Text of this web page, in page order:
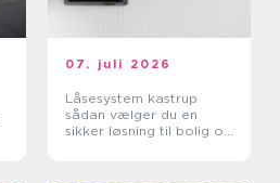
07. juli 2026
Låsesystem kastrup
sådan vælger du en
sikker løsning til bolig og